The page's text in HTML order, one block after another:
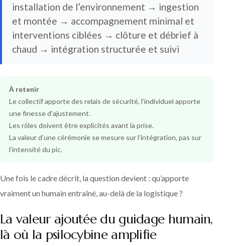
installation de l’environnement → ingestion
et montée → accompagnement minimal et
interventions ciblées → clôture et débrief à
chaud → intégration structurée et suivi
À retenir
Le collectif apporte des relais de sécurité, l’individuel apporte
une finesse d’ajustement.
Les rôles doivent être explicités avant la prise.
La valeur d’une cérémonie se mesure sur l’intégration, pas sur
l’intensité du pic.
Une fois le cadre décrit, la question devient : qu’apporte
vraiment un humain entraîné, au-delà de la logistique ?
La valeur ajoutée du guidage humain,
là où la psilocybine amplifie